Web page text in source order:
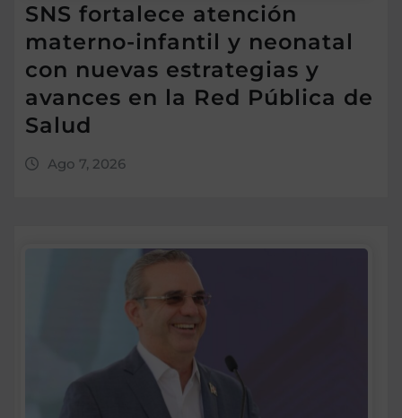
SNS fortalece atención
materno-infantil y neonatal
con nuevas estrategias y
avances en la Red Pública de
Salud
Ago 7, 2026